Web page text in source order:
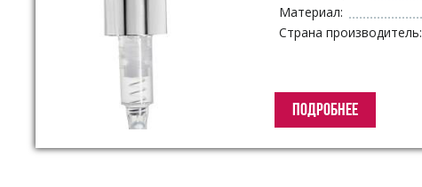
Материал:
Страна производитель:
ПОДРОБНЕЕ